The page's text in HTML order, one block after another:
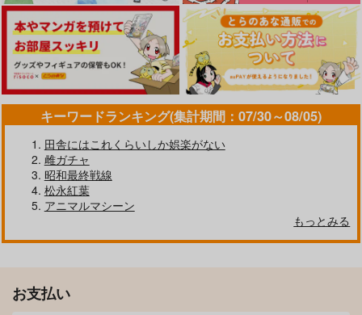
キーワードランキング(集計期間：07/30～08/05)
田舎にはこれくらいしか娯楽がない
雌ガチャ
昭和最終戦線
松永紅葉
アニマルマシーン
もっとみる
お支払い